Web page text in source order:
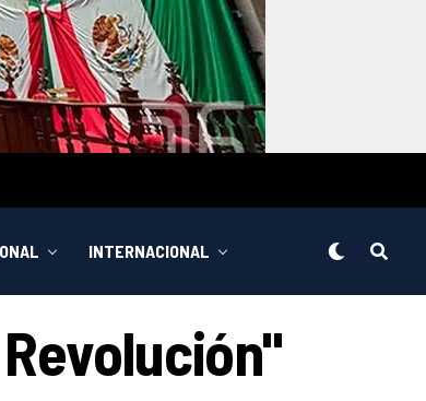
INTERNACIONAL